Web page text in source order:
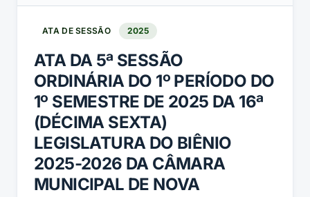
ATA DE SESSÃO 2025
ATA DA 5ª SESSÃO
ORDINÁRIA DO 1º PERÍODO DO
1º SEMESTRE DE 2025 DA 16ª
(DÉCIMA SEXTA)
LEGISLATURA DO BIÊNIO
2025-2026 DA CÂMARA
MUNICIPAL DE NOVA